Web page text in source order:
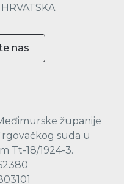
nas
županije
suda u
Tt-18/1924-3.